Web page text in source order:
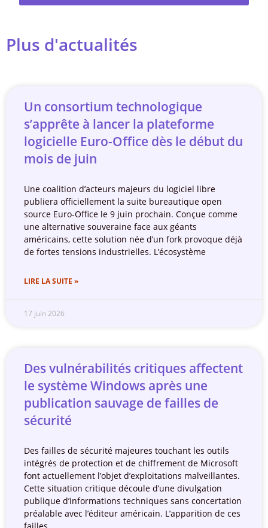
Plus d'actualités
Un consortium technologique
s’apprête à lancer la plateforme
logicielle Euro-Office dès le début du
mois de juin
Une coalition d’acteurs majeurs du logiciel libre
publiera officiellement la suite bureautique open
source Euro-Office le 9 juin prochain. Conçue comme
une alternative souveraine face aux géants
américains, cette solution née d’un fork provoque déjà
de fortes tensions industrielles. L’écosystème
LIRE LA SUITE »
17 juin 2026
Des vulnérabilités critiques affectent
le système Windows après une
publication sauvage de failles de
sécurité
Des failles de sécurité majeures touchant les outils
intégrés de protection et de chiffrement de Microsoft
font actuellement l’objet d’exploitations malveillantes.
Cette situation critique découle d’une divulgation
publique d’informations techniques sans concertation
préalable avec l’éditeur américain. L’apparition de ces